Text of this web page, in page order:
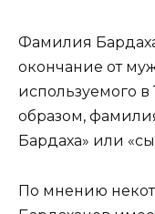
Фамилия
окончание от
используемого в
образом,
Бардаха» или
По мнению